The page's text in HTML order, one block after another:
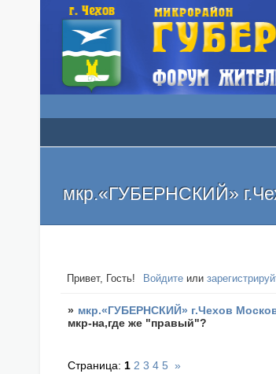
мкр.«ГУБЕРНСКИЙ»
Привет, Гость! Войдите или
» мкр.«ГУБЕРНСКИЙ» г.Чехов
мкр-на,где же "правый"?
Страница: 1 2 3 4 5 »